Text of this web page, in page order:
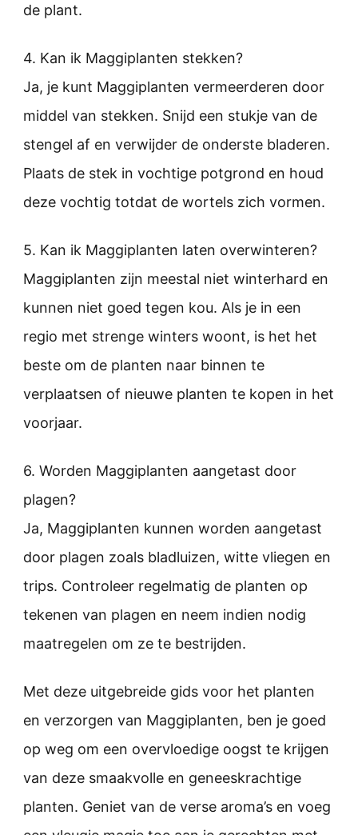
de plant.
4. Kan ik Maggiplanten stekken?
Ja, je kunt Maggiplanten vermeerderen door
middel van stekken. Snijd een stukje van de
stengel af en verwijder de onderste bladeren.
Plaats de stek in vochtige potgrond en houd
deze vochtig totdat de wortels zich vormen.
5. Kan ik Maggiplanten laten overwinteren?
Maggiplanten zijn meestal niet winterhard en
kunnen niet goed tegen kou. Als je in een
regio met strenge winters woont, is het het
beste om de planten naar binnen te
verplaatsen of nieuwe planten te kopen in het
voorjaar.
6. Worden Maggiplanten aangetast door
plagen?
Ja, Maggiplanten kunnen worden aangetast
door plagen zoals bladluizen, witte vliegen en
trips. Controleer regelmatig de planten op
tekenen van plagen en neem indien nodig
maatregelen om ze te bestrijden.
Met deze uitgebreide gids voor het planten
en verzorgen van Maggiplanten, ben je goed
op weg om een overvloedige oogst te krijgen
van deze smaakvolle en geneeskrachtige
planten. Geniet van de verse aroma’s en voeg